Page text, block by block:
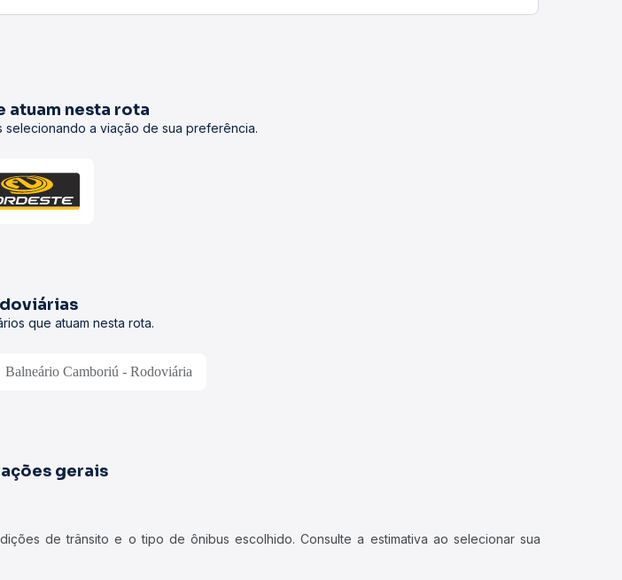
atuam nesta rota
selecionando a viação de sua preferência.
que atuam nesta rota.
Balneário Camboriú - Rodoviária
gerais
de trânsito e o tipo de ônibus escolhido. Consulte a estimativa ao selecionar sua